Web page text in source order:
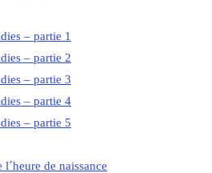
– partie 1
– partie 2
– partie 3
– partie 4
– partie 5
de naissance